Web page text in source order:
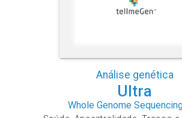
Análise genética
Ultra
Whole Genome